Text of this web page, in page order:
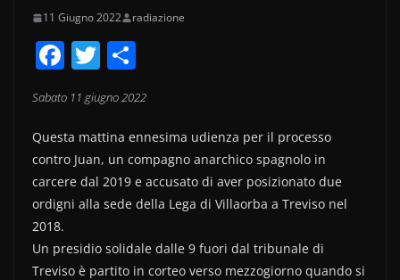
11 Giugno 2022 radiazione
F
a
c
e
b
o
k
T
itt
er
o
n
di
vi
di
Sabato 11 giugno 2022
Questa mattina ennesima udienza per il processo
contro Juan, un compagno anarchico spagnolo in
carcere dal 2019 e accusato di aver posizionato due
ordigni alla sede della Lega di Villaorba a Treviso nel
2018.
Un presidio solidale dalle 9 fuori dal tribunale di
Treviso è partito in corteo verso mezzogiorno quando si